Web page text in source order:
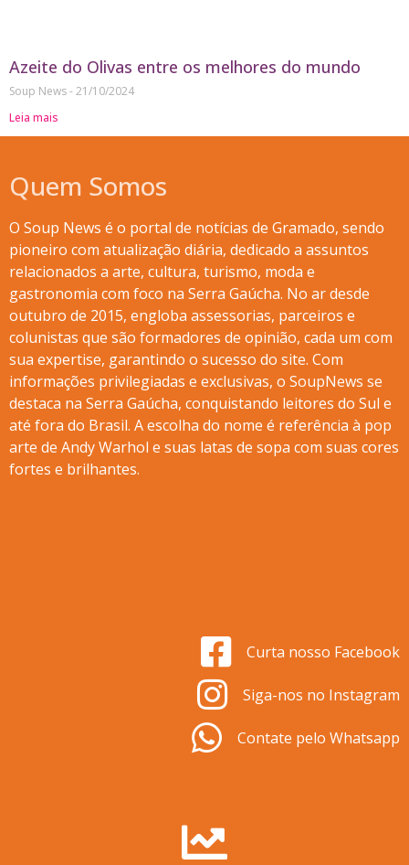
Azeite do Olivas entre os melhores do mundo
Soup News 21/10/2024
Leia mais
Quem Somos
O Soup News é o portal de notícias de Gramado, sendo
pioneiro com atualização diária, dedicado a assuntos
relacionados a arte, cultura, turismo, moda e
gastronomia com foco na Serra Gaúcha. No ar desde
outubro de 2015, engloba assessorias, parceiros e
colunistas que são formadores de opinião, cada um com
sua expertise, garantindo o sucesso do site. Com
informações privilegiadas e exclusivas, o SoupNews se
destaca na Serra Gaúcha, conquistando leitores do Sul e
até fora do Brasil. A escolha do nome é referência à pop
arte de Andy Warhol e suas latas de sopa com suas cores
fortes e brilhantes.
Curta nosso Facebook
Siga-nos no Instagram
Contate pelo Whatsapp